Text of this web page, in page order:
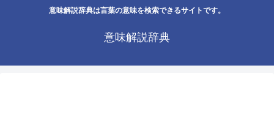
意味解説辞典は言葉の意味を検索できるサイトです。
意味解説辞典